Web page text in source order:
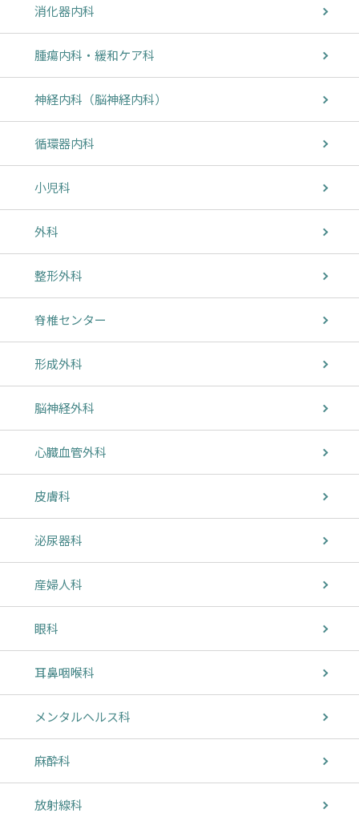
消化器内科
腫瘍内科・緩和ケア科
神経内科（脳神経内科）
循環器内科
小児科
外科
整形外科
脊椎センター
形成外科
脳神経外科
心臓血管外科
皮膚科
泌尿器科
産婦人科
眼科
耳鼻咽喉科
メンタルヘルス科
麻酔科
放射線科